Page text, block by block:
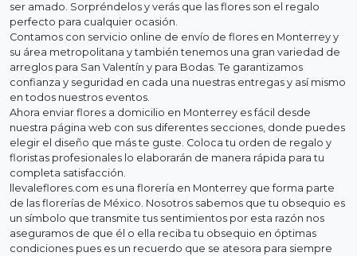
ser amado. Sorpréndelos y verás que las flores son el regalo
perfecto para cualquier ocasión.
Contamos con servicio online de envío de flores en Monterrey y
su área metropolitana y también tenemos una gran variedad de
arreglos para San Valentín y para Bodas. Te garantizamos
confianza y seguridad en cada una nuestras entregas y así mismo
en todos nuestros eventos.
Ahora enviar flores a domicilio en Monterrey es fácil desde
nuestra página web con sus diferentes secciones, donde puedes
elegir el diseño que más te guste. Coloca tu orden de regalo y
floristas profesionales lo elaborarán de manera rápida para tu
completa satisfacción.
llevaleflores.com es una florería en Monterrey que forma parte
de las florerías de México. Nosotros sabemos que tu obsequio es
un símbolo que transmite tus sentimientos por esta razón nos
aseguramos de que él o ella reciba tu obsequio en óptimas
condiciones pues es un recuerdo que se atesora para siempre